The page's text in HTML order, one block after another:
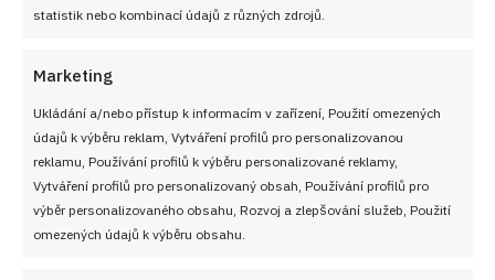
statistik nebo kombinací údajů z různých zdrojů.
Marketing
Ukládání a/nebo přístup k informacím v zařízení, Použití omezených
údajů k výběru reklam, Vytváření profilů pro personalizovanou
reklamu, Používání profilů k výběru personalizované reklamy,
Vytváření profilů pro personalizovaný obsah, Používání profilů pro
výběr personalizovaného obsahu, Rozvoj a zlepšování služeb, Použití
omezených údajů k výběru obsahu.